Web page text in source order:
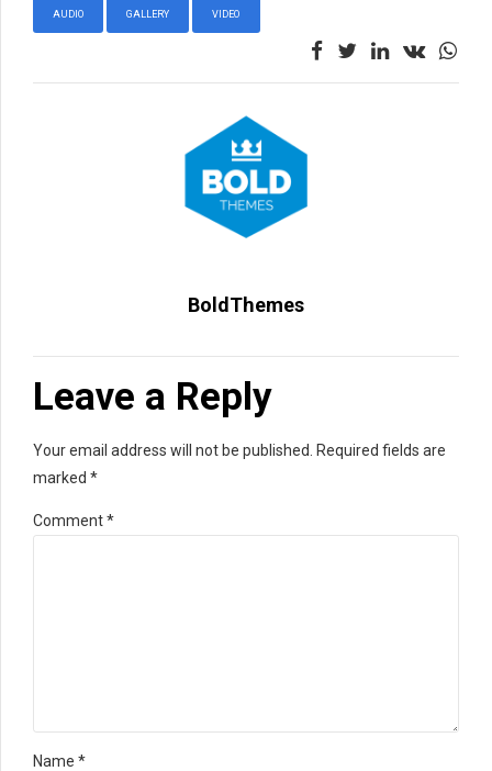
AUDIO GALLERY VIDEO
BoldThemes
Leave a Reply
Your email address will not be published. Required fields are
marked *
Comment*
Name *